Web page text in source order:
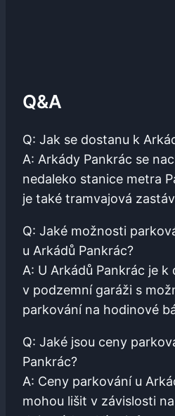
Q&A
Q: Jak‍ se dostanu k
A: Arkády Pankrác se
‌nedaleko stanice‌ metra
je ⁤také tramvajová⁤
Q: ‌Jaké možnosti
u Arkádů‍ Pankrác?
A:⁢ U ⁢Arkádů Pankrác je⁣
v ⁤podzemní garáži s
parkování na hodinové
Q: Jaké jsou ceny‌
Pankrác?
A: ⁤Ceny parkování u
mohou lišit v⁣ závislosti